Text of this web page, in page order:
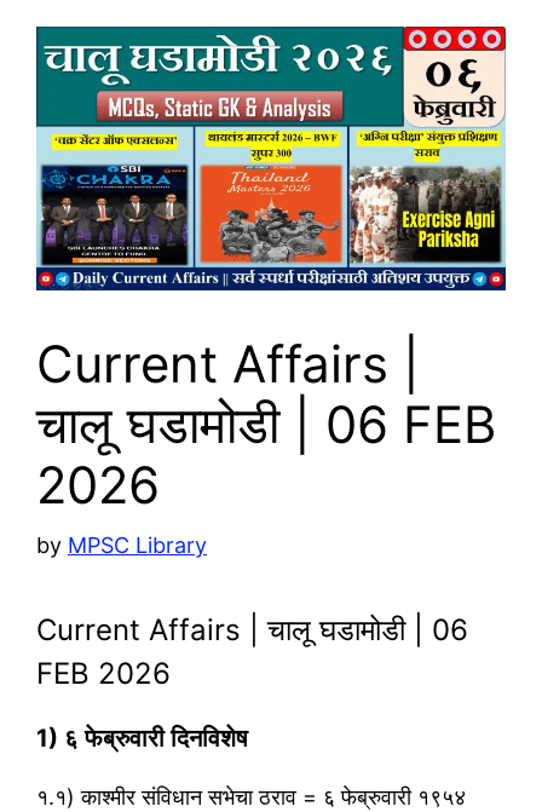
Current Affairs |
चालू घडामोडी | 06 FEB
2026
by MPSC Library
Current Affairs | चालू घडामोडी | 06
FEB 2026
1) ६ फेब्रुवारी दिनविशेष
१.१) काश्मीर संविधान सभेचा ठराव = ६ फेब्रुवारी १९५४